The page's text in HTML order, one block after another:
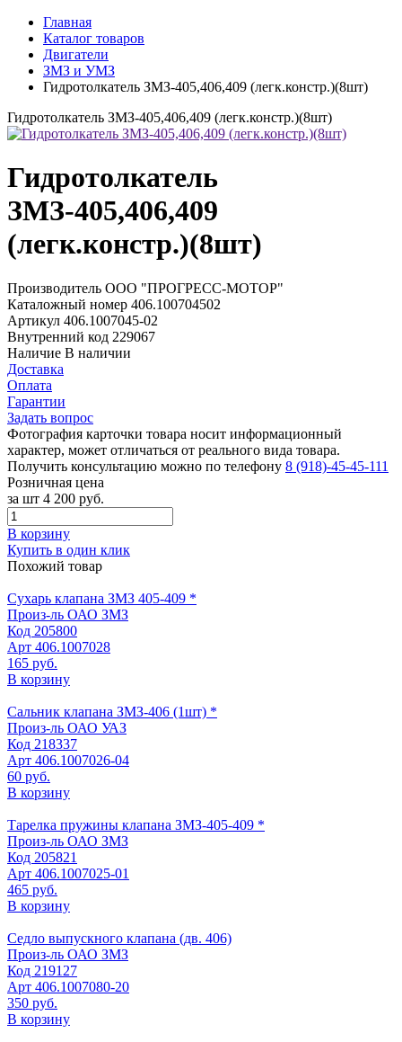
Главная
Каталог товаров
Двигатели
ЗМЗ и УМЗ
Гидротолкатель ЗМЗ-405,406,409 (легк.констр.)(8шт)
Гидротолкатель ЗМЗ-405,406,409 (легк.констр.)(8шт)
Гидротолкатель
ЗМЗ-405,406,409
(легк.констр.)(8шт)
Производитель ООО "ПРОГРЕСС-МОТОР"
Каталожный номер 406.100704502
Артикул 406.1007045-02
Внутренний код 229067
Наличие В наличии
Доставка
Оплата
Гарантии
Задать вопрос
Фотография карточки товара носит информационный
характер, может отличаться от реального вида товара.
Получить консультацию можно по телефону 8 (918)-45-45-111
Розничная цена
за шт 4 200 руб.
В корзину
Купить в один клик
Похожий товар
Сухарь клапана ЗМЗ 405-409 *
Произ-ль ОАО ЗМЗ
Код 205800
Арт 406.1007028
165 руб.
В корзину
Сальник клапана ЗМЗ-406 (1шт) *
Произ-ль ОАО УАЗ
Код 218337
Арт 406.1007026-04
60 руб.
В корзину
Тарелка пружины клапана ЗМЗ-405-409 *
Произ-ль ОАО ЗМЗ
Код 205821
Арт 406.1007025-01
465 руб.
В корзину
Седло выпускного клапана (дв. 406)
Произ-ль ОАО ЗМЗ
Код 219127
Арт 406.1007080-20
350 руб.
В корзину